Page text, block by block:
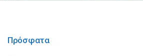
Πρόσφατα